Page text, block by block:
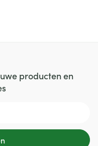
producten en